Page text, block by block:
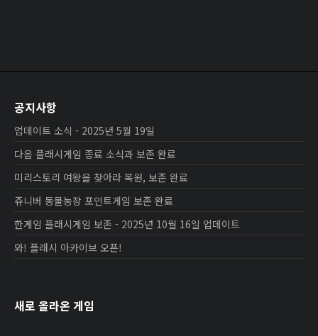
공지사항
업데이트 소식 - 2025년 5월 19일
다음 플래시게임 종료 소식과 보존 완료
미리스토리 여왕을 찾아라 복원, 보존 완료
쥬니버 동물농장 포인트게임 보존 완료
한게임 플래시게임 보존 - 2025년 10월 16일 업데이트
와! 플래시 아카이브 오픈!
새로 올라온 게임